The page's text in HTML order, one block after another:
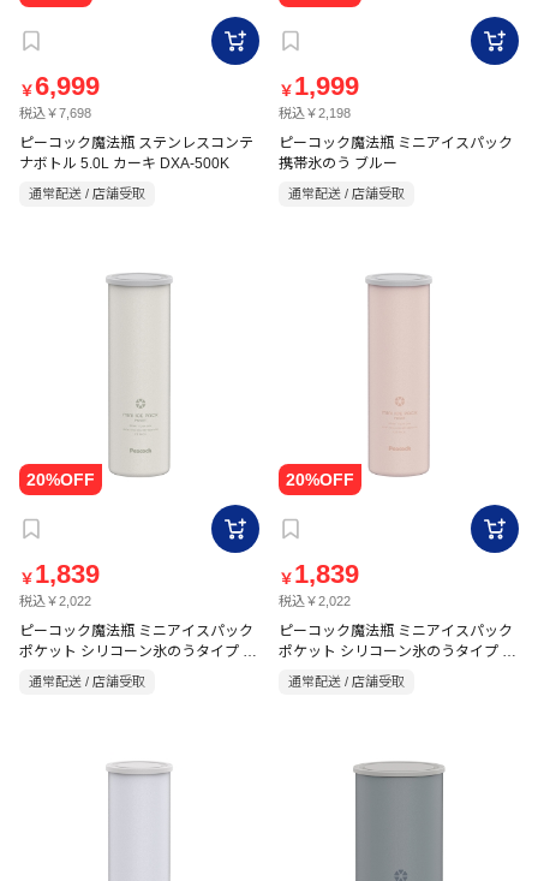
￥6,999
税込￥7,698
ピーコック魔法瓶 ステンレスコンテ
ナボトル 5.0L カーキ DXA-500K
通常配送 / 店舗受取
￥ 1,999
税込￥2,198
ピーコック魔法瓶 ミニアイスパック
携帯氷のう ブルー
通常配送 / 店舗受取
￥ 1,839
税込￥2,022
ピーコック魔法瓶 ミニアイスパック
ポケット シリコーン氷のうタイプ ホ
ワイト
通常配送 / 店舗受取
￥ 1,839
税込￥2,022
ピーコック魔法瓶 ミニアイスパック
ポケット シリコーン氷のうタイプ パ
ウダーピンク
通常配送 / 店舗受取